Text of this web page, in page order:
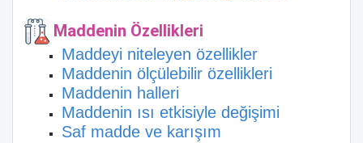
Maddenin Özellikleri
Maddeyi niteleyen özellikler
Maddenin ölçülebilir özellikleri
Maddenin halleri
Maddenin ısı etkisiyle değişimi
Saf madde ve karışım